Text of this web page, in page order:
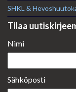
SHKL &
Tilaa
Nimi
Sähköposti